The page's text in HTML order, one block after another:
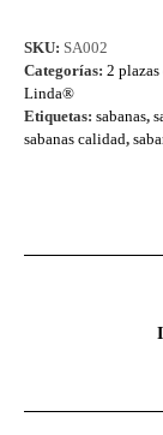
SKU: SA002
Categorías: 2 plazas
Linda®
Etiquetas: sabanas,
sabanas calidad,